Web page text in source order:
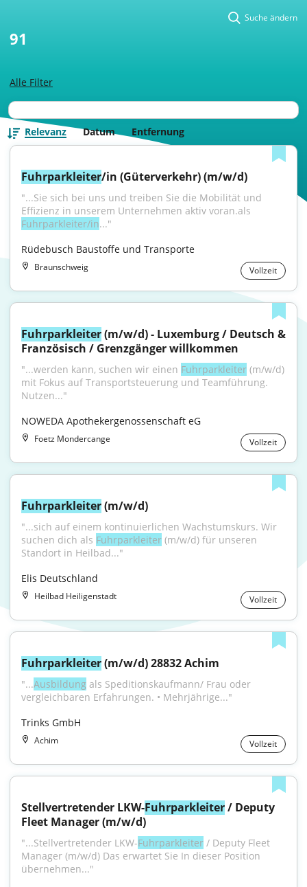
Alle Filter
Suche ändern
91
Relevanz Datum Entfernung
Fuhrparkleiter/in (Güterverkehr) (m/w/d)
"...Sie sich bei uns und treiben Sie die Mobilität und
Fuhrparkleiter/in..."
Rüdebusch Baustoffe und Transporte
Braunschweig Vollzeit
Fuhrparkleiter (m/w/d) - Luxemburg / Deutsch &
Französisch / Grenzgänger willkommen
"...werden kann, suchen wir einen Fuhrparkleiter (m/w/d)
mit Fokus auf Transportsteuerung und Teamführung.
Nutzen..."
NOWEDA Apothekergenossenschaft eG
Foetz Mondercange Vollzeit
Fuhrparkleiter (m/w/d)
"...sich auf einem konti­nuier­lichen Wachs­tumskurs. Wir
suchen dich als Fuhrparkleiter (m/w/d) für unseren
Standort in Heilbad..."
Elis Deutschland
Heilbad Heiligenstadt Vollzeit
Fuhrparkleiter (m/w/d) 28832 Achim
"...Ausbildung als Speditionskaufmann/ Frau oder
vergleichbaren Erfahrungen. • Mehrjährige..."
Trinks GmbH
Achim Vollzeit
Stellvertretender LKW-Fuhrparkleiter / Deputy
Fleet Manager (m/w/d)
"...Stellvertretender LKW-Fuhrparkleiter / Deputy Fleet
Manager (m/w/d) Das erwartet Sie In dieser Position
übernehmen..."